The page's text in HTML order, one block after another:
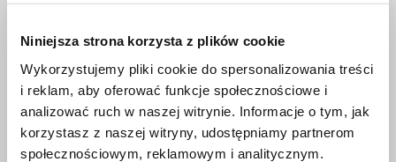
Niniejsza strona korzysta z plików cookie
Wykorzystujemy pliki cookie do spersonalizowania treści
i reklam, aby oferować funkcje społecznościowe i
analizować ruch w naszej witrynie. Informacje o tym, jak
korzystasz z naszej witryny, udostępniamy partnerom
społecznościowym, reklamowym i analitycznym.
Sortuj od: